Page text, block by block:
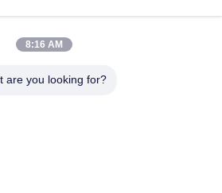
Gancio e ciclo di
plastica
Toppe su ordinazione
8:16 AM
are you looking for?